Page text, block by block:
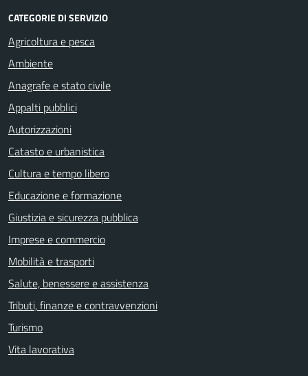
CATEGORIE DI SERVIZIO
Agricoltura e pesca
Ambiente
Anagrafe e stato civile
Appalti pubblici
Autorizzazioni
Catasto e urbanistica
Cultura e tempo libero
Educazione e formazione
Giustizia e sicurezza pubblica
Imprese e commercio
Mobilità e trasporti
Salute, benessere e assistenza
Tributi, finanze e contravvenzioni
Turismo
Vita lavorativa